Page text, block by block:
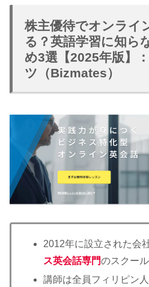
株主優待でオンライ
る？英語学習に知ら
め3選【2025年版】
ツ（Bizmates）
2012年に設立された会
ス英会話専門のスクール
講師は全員フィリピン人